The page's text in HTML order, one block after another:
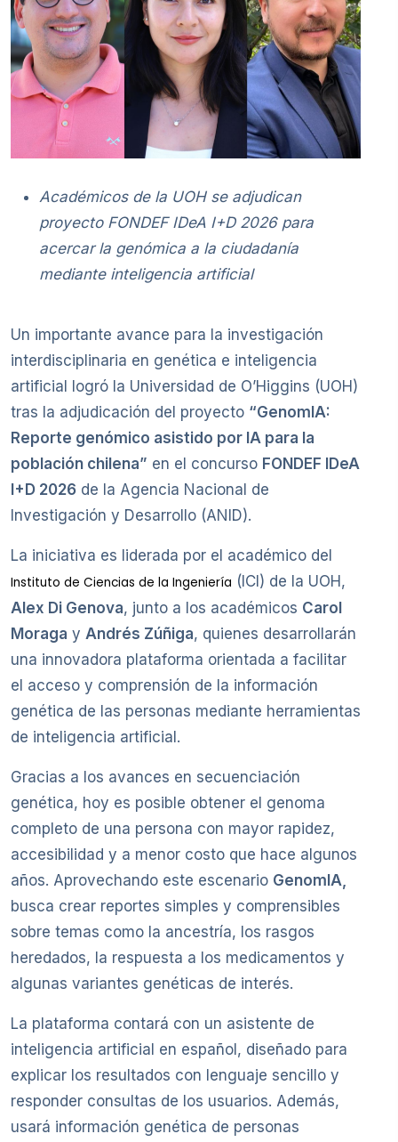
Académicos de la UOH se adjudican
proyecto FONDEF IDeA I+D 2026 para
acercar la genómica a la ciudadanía
mediante inteligencia artificial
Un importante avance para la investigación
interdisciplinaria en genética e inteligencia
artificial logró la Universidad de O’Higgins (UOH)
tras la adjudicación del proyecto “GenomIA:
Reporte genómico asistido por IA para la
población chilena” en el concurso FONDEF IDeA
I+D 2026 de la Agencia Nacional de
Investigación y Desarrollo (ANID).
La iniciativa es liderada por el académico del
Instituto de Ciencias de la Ingeniería (ICI) de la UOH,
Alex Di Genova, junto a los académicos Carol
Moraga y Andrés Zúñiga, quienes desarrollarán
una innovadora plataforma orientada a facilitar
el acceso y comprensión de la información
genética de las personas mediante herramientas
de inteligencia artificial.
Gracias a los avances en secuenciación
genética, hoy es posible obtener el genoma
completo de una persona con mayor rapidez,
accesibilidad y a menor costo que hace algunos
años. Aprovechando este escenario GenomIA,
busca crear reportes simples y comprensibles
sobre temas como la ancestría, los rasgos
heredados, la respuesta a los medicamentos y
algunas variantes genéticas de interés.
La plataforma contará con un asistente de
inteligencia artificial en español, diseñado para
explicar los resultados con lenguaje sencillo y
responder consultas de los usuarios. Además,
usará información genética de personas